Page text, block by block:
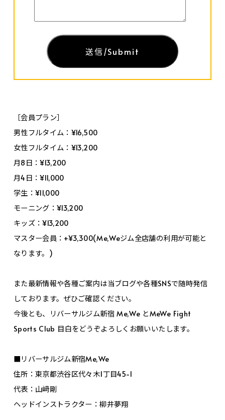
［会員プラン］
男性フルタイム：¥16,500
女性フルタイム：¥13,200
月8日：¥13,200
月4日：¥11,000
学生：¥11,000
モーニング：¥13,200
キッズ：¥13,200
マスター会員：+¥3,300(Me,Weジム全店舗の利用が可能と
なります。)
また最新情報や各種ご案内は当ブログや各種SNSで随時発信
しております。ぜひご確認ください。
今後とも、リバーサルジム新宿 Me,We とMeWe Fight
Sports Club 目白をどうぞよろしくお願いいたします。
■リバーサルジム新宿Me,We
住所：東京都渋谷区代々木1丁目45-1
代表：山﨑剛
ヘッドインストラクター：柳井夢翔